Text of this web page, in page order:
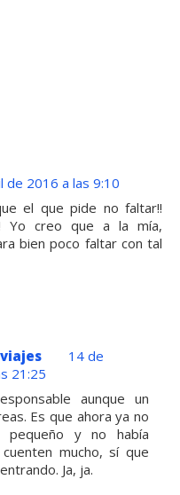
de 2016 a las 9:10
el que pide no faltar!!
Yo creo que a la mía,
bien poco faltar con tal
14 de
21:25
aunque un
Es que ahora ya no
pequeño y no había
mucho, sí que
Ja, ja.